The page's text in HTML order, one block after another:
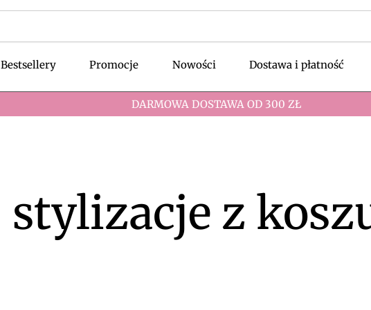
Bestsellery Promocje Nowości Dostawa i płatność
DARMOWA DOSTAWA OD 300 ZŁ
stylizacje z